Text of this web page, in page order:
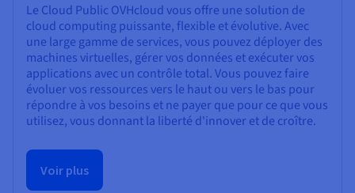
Le Cloud Public OVHcloud vous offre une solution de
cloud computing puissante, flexible et évolutive. Avec
une large gamme de services, vous pouvez déployer des
machines virtuelles, gérer vos données et exécuter vos
applications avec un contrôle total. Vous pouvez faire
évoluer vos ressources vers le haut ou vers le bas pour
répondre à vos besoins et ne payer que pour ce que vous
utilisez, vous donnant la liberté d'innover et de croître.
Voir plus